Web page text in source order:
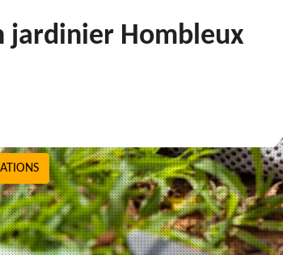
jardinier Hombleux